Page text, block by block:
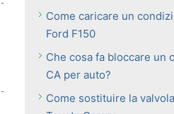
Come caricare un
Ford F150
Che cosa fa bloccare un
CA per auto?
Come sostituire la